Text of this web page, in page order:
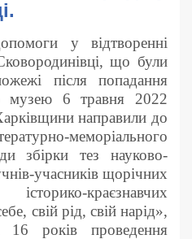
у відтворенні
що були
після попадання
музею 6 травня 2022
направили до
меморіального
збірки тез науково-
учасників щорічних
краєзнавчих
свій рід, свій нарід»,
років проведення